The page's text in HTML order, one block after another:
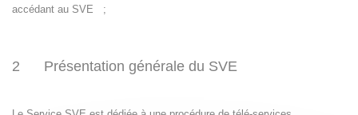
accédant au SVE
;
2 Présentation générale du SVE